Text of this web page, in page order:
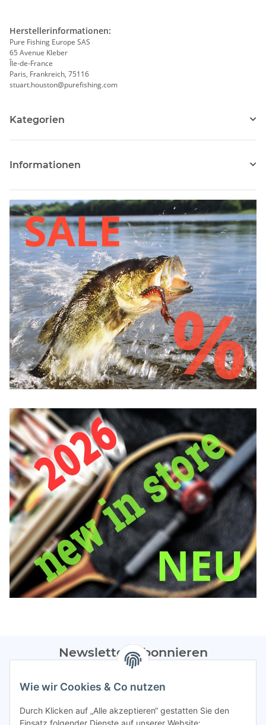
Herstellerinformationen:
Pure Fishing Europe SAS
65 Avenue Kleber
Île-de-France
Paris, Frankreich, 75116
stuart.houston@purefishing.com
Kategorien
Informationen
Newsletter Abonnieren
Bitte sendet mir entsprechend eurer
regelmäßig Infos zu euren Aktionen per E-Mail zu.
Abonnieren
Wie wir Cookies & Co nutzen
Durch Klicken auf „Alle akzeptieren“ gestatten Sie den